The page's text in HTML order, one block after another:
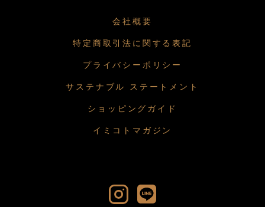
会社概要
特定商取引法に関する表記
プライバシーポリシー
サステナブル ステートメント
ショッピングガイド
イミコトマガジン